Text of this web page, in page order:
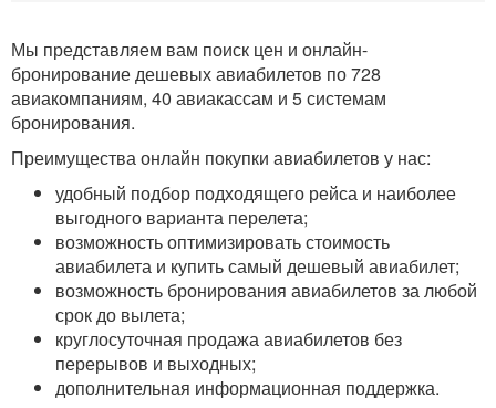
Мы представляем вам поиск цен и онлайн-
бронирование дешевых авиабилетов по 728
авиакомпаниям, 40 авиакассам и 5 системам
бронирования.
Преимущества онлайн покупки авиабилетов у нас:
удобный подбор подходящего рейса и наиболее
выгодного варианта перелета;
возможность оптимизировать стоимость
авиабилета и купить самый дешевый авиабилет;
возможность бронирования авиабилетов за любой
срок до вылета;
круглосуточная продажа авиабилетов без
перерывов и выходных;
дополнительная информационная поддержка.